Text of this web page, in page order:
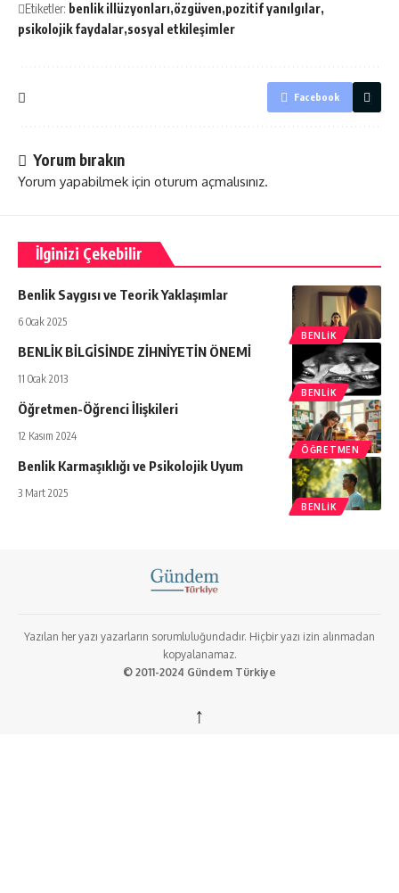
Etiketler: benlik illüzyonları özgüven pozitif yanılgılar
psikolojik faydalar sosyal etkileşimler
Facebook
Yorum bırakın
Yorum yapabilmek için oturum açmalısınız.
İlginizi Çekebilir
BENLIK
Benlik Saygısı ve Teorik Yaklaşımlar
6 Ocak 2025
BENLIK
BENLİK BİLGİSİNDE ZİHNİYETİN ÖNEMİ
11 Ocak 2013
ÖĞRETMEN
Öğretmen-Öğrenci İlişkileri
12 Kasım 2024
BENLIK
Benlik Karmaşıklığı ve Psikolojik Uyum
3 Mart 2025
Yazılan her yazı yazarların sorumluluğundadır. Hiçbir yazı izin alınmadan
kopyalanamaz.
© 2011-2024 Gündem Türkiye
↑